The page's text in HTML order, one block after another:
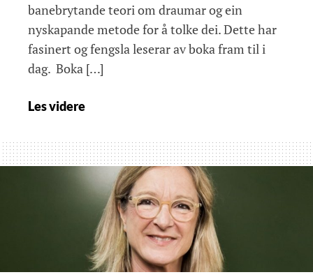
banebrytande teori om draumar og ein
nyskapande metode for å tolke dei. Dette har
fasinert og fengsla leserar av boka fram til i
dag. Boka […]
Les videre
125
år
etter